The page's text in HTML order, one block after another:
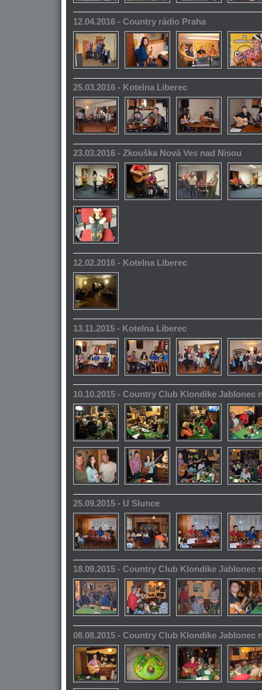
12.04.2016 - Country rádio Praha
25.03.2016 - Kotelna Liberec
23.03.2016 - Zkouška Nová Ves nad Nisou
12.02.2016 - Kotelna Liberec
13.11.2015 - Kotelna Liberec
10.10.2015 - Country Club Klondike Jablonec
25.09.2015 - U Slunce
18.09.2015 - Country Club Klondike Jablonec
08.08.2015 - Country Club Klondike Jablonec